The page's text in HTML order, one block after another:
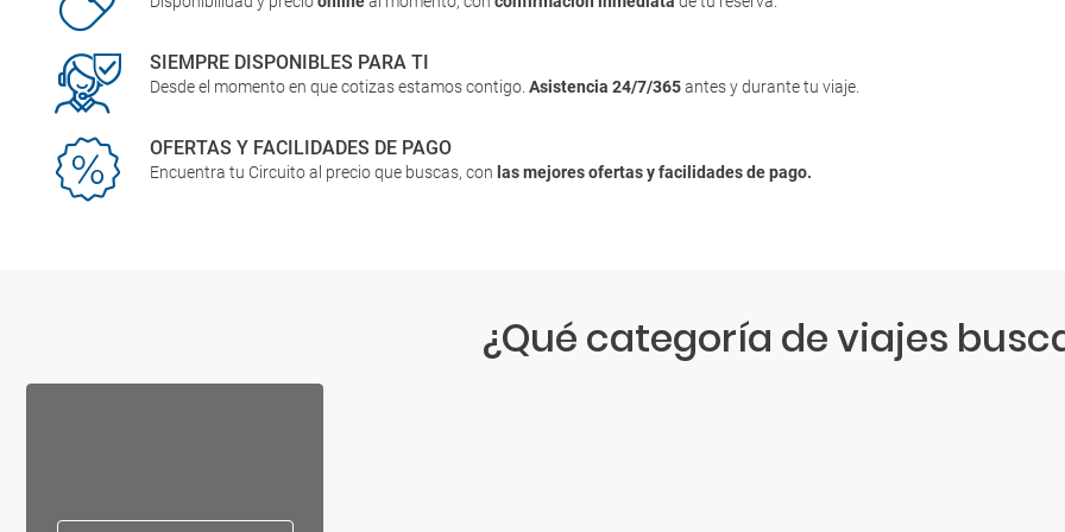
SIEMPRE DISPONIBLES PARA TI
Desde el momento en que cotizas estamos contigo.Asistencia 24/7/365antes y durante tu viaje.
OFERTAS Y FACILIDADES DE PAGO
Encuentra tu Circuito al precio que buscas, con las mejores ofertas y facilidades de pago.
¿Qué categoría de viajes